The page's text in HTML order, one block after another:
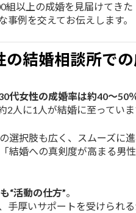
組以上の成婚を見届けてき
事例を交えてお伝えします。
の結婚相談所で
代女性の成婚率は約40〜50
2人に1人が結婚に至っていま
選択肢も広く、スムーズに進
結婚への真剣度が高まる男
“活動の仕方”。
手厚いサポートを受けられ